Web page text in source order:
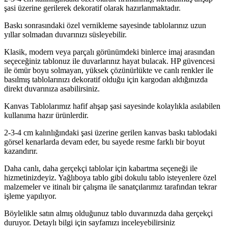
şasi üzerine gerilerek dekoratif olarak hazırlanmaktadır.
Baskı sonrasındaki özel vernikleme sayesinde tablolarınız uzun
yıllar solmadan duvarınızı süsleyebilir.
Klasik, modern veya parçalı görünümdeki binlerce imaj arasından
seçeceğiniz tablonuz ile duvarlarınız hayat bulacak. HP güvencesi
ile ömür boyu solmayan, yüksek çözünürlükte ve canlı renkler ile
basılmış tablolarınızı dekoratif olduğu için kargodan aldığınızda
direkt duvarınıza asabilirsiniz.
Kanvas Tablolarımız hafif ahşap şasi sayesinde kolaylıkla asılabilen
kullanıma hazır ürünlerdir.
2-3-4 cm kalınlığındaki şasi üzerine gerilen kanvas baskı tablodaki
görsel kenarlarda devam eder, bu sayede resme farklı bir boyut
kazandırır.
Daha canlı, daha gerçekçi tablolar için kabartma seçeneği ile
hizmetinizdeyiz. Yağlıboya tablo gibi dokulu tablo isteyenlere özel
malzemeler ve itinalı bir çalışma ile sanatçılarımız tarafından tekrar
işleme yapılıyor.
Böylelikle satın almış olduğunuz tablo duvarınızda daha gerçekçi
duruyor. Detaylı bilgi için sayfamızı inceleyebilirsiniz